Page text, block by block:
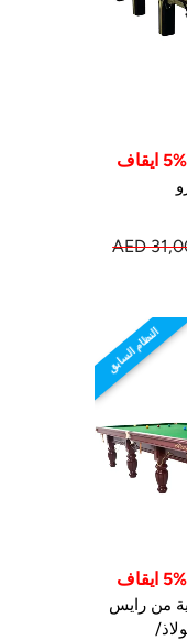
5% ايقاف
AED
النظام السابق
5% ايقاف
من رايس